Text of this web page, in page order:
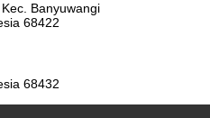
Banyuwangi
68422
68432